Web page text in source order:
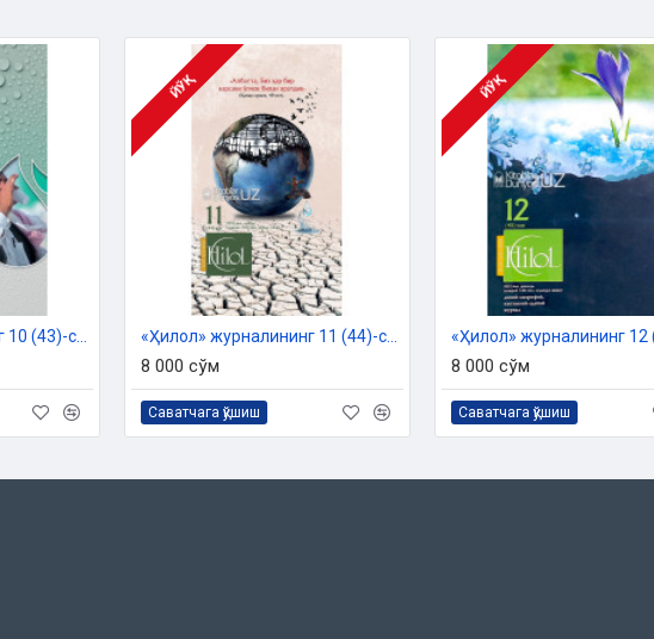
ЙЎҚ
8 000 сўм
Саватчага қўшиш
ЙЎҚ
8 000 сўм
Саватчага қўшиш